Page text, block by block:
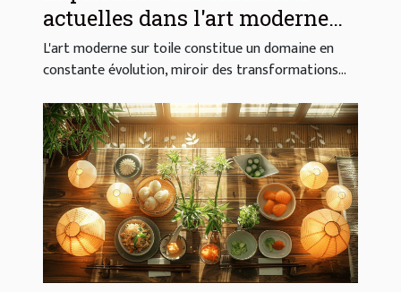
actuelles dans l'art moderne
sur toile
L'art moderne sur toile constitue un domaine en
constante évolution, miroir des transformations...